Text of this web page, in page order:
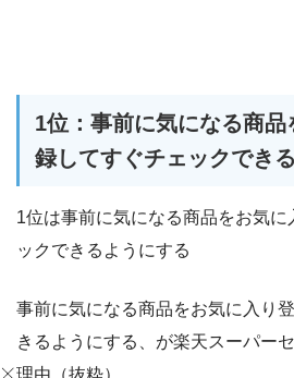
1位：事前に気になる商
録してすぐチェックでき
1位は事前に気になる商品をお気に
ックできるようにする
事前に気になる商品をお気に入り
きるようにする、が楽天スーパー
理由（抜粋）